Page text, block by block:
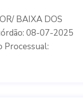
BAIXA DOS
08-07-2025
Processual: